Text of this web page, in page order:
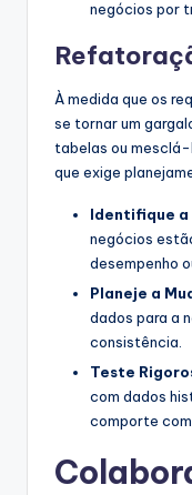
negócios por
À medida que os
se tornar um
tabelas ou
que exige
Identifique a
negócios
desempenho
Planeje a
dados para a
consistência.
Teste
com dados
comporte